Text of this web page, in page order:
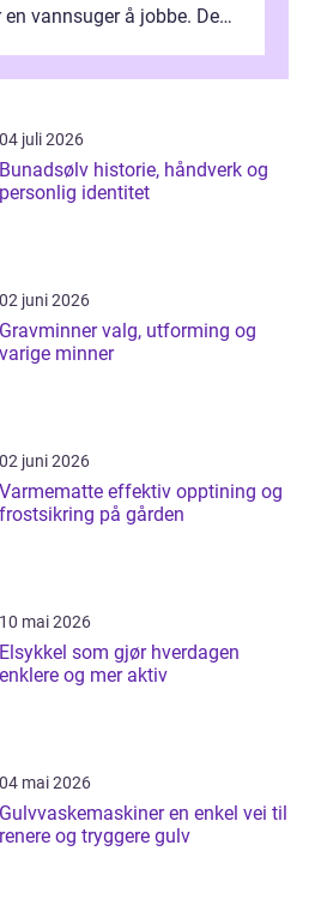
vannsuger å jobbe. Den
04 juli 2026
Bunadsølv historie, håndverk og
personlig identitet
02 juni 2026
Gravminner valg, utforming og
varige minner
02 juni 2026
Varmematte effektiv opptining og
frostsikring på gården
10 mai 2026
Elsykkel som gjør hverdagen
enklere og mer aktiv
04 mai 2026
Gulvvaskemaskiner en enkel vei til
renere og tryggere gulv